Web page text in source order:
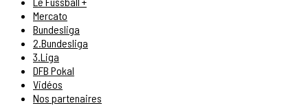
Mercato
Bundesliga
2.Bundesliga
3.Liga
DFB Pokal
Vidéos
Nos partenaires